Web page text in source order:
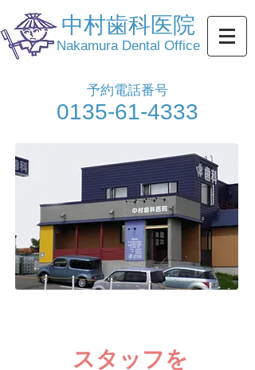
中村歯科医院
Nakamura Dental Office
​予約電話番号
​0135-61-4333
スタッフを